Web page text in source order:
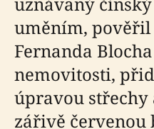
uměním,
Fernanda
nemovitosti,
úpravou
zářivě červenou